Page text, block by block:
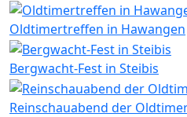
Oldtimertreffen in Hawangen
Bergwacht-Fest in Steibis
Reinschauabend der